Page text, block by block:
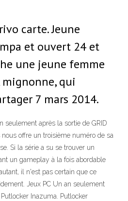
carte. Jeune
et ouvert 24 et
une jeune femme
mignonne, qui
7 mars 2014.
seulement après la sortie de GRID
offre un troisième numéro de sa
Si la série a su se trouver un
un gameplay à la fois abordable
il n'est pas certain que ce
Jeux PC Un an seulement
Inazuma. Putlocker